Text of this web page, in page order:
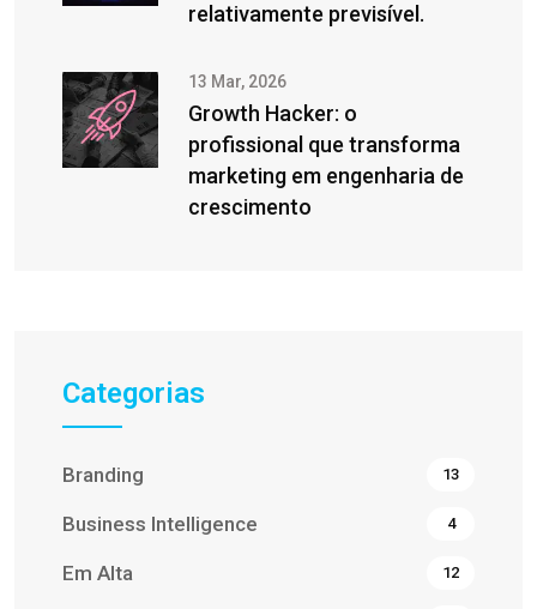
relativamente previsível.
13 Mar, 2026
Growth Hacker: o
profissional que transforma
marketing em engenharia de
crescimento
Categorias
Branding 13
Business Intelligence 4
Em Alta 12